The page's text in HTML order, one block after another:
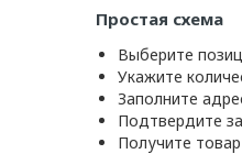
Простая схема
Выберите
Укажите
Заполните
Подтвердите
Получите